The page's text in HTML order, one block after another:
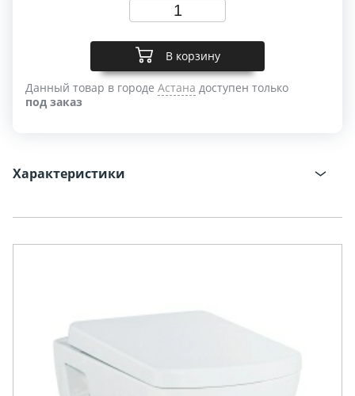
Характеристики
В корзину
Данный товар в городе Астана доступен только
под заказ